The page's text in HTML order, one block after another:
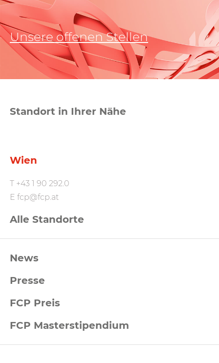
Unsere offenen Stellen
Standort in Ihrer Nähe
Wien
T +43 1 90 292.0
E fcp@fcp.at
Alle Standorte
Footernavigation
News
Presse
FCP Preis
FCP Masterstipendium